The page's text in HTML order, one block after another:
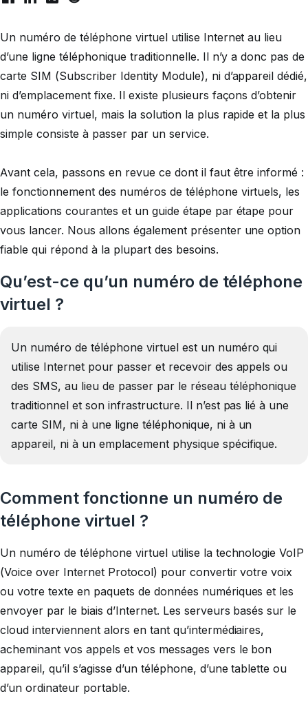
Un numéro de téléphone virtuel utilise Internet au lieu
d’une ligne téléphonique traditionnelle. Il n’y a donc pas de
carte SIM (Subscriber Identity Module), ni d’appareil dédié,
ni d’emplacement fixe. Il existe plusieurs façons d’obtenir
un numéro virtuel, mais la solution la plus rapide et la plus
simple consiste à passer par un service.
Avant cela, passons en revue ce dont il faut être informé :
le fonctionnement des numéros de téléphone virtuels, les
applications courantes et un guide étape par étape pour
vous lancer. Nous allons également présenter une option
fiable qui répond à la plupart des besoins.
Qu’est-ce qu’un numéro de téléphone
virtuel ?
Un numéro de téléphone virtuel est un numéro qui
utilise Internet pour passer et recevoir des appels ou
des SMS, au lieu de passer par le réseau téléphonique
traditionnel et son infrastructure. Il n’est pas lié à une
carte SIM, ni à une ligne téléphonique, ni à un
appareil, ni à un emplacement physique spécifique.
Comment fonctionne un numéro de
téléphone virtuel ?
Un numéro de téléphone virtuel utilise la technologie VoIP
(Voice over Internet Protocol) pour convertir votre voix
ou votre texte en paquets de données numériques et les
envoyer par le biais d’Internet. Les serveurs basés sur le
cloud interviennent alors en tant qu’intermédiaires,
acheminant vos appels et vos messages vers le bon
appareil, qu’il s’agisse d’un téléphone, d’une tablette ou
d’un ordinateur portable.